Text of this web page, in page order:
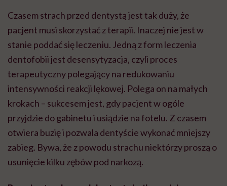
Czasem strach przed dentystą jest tak duży, że
pacjent musi skorzystać z terapii. Inaczej nie jest w
stanie poddać się leczeniu. Jedną z form leczenia
dentofobiijest desensytyzacja, czyli proces
terapeutyczny polegający na redukowaniu
intensywności reakcji lękowej. Polega on na małych
krokach – sukcesem jest, gdy pacjent w ogóle
przyjdzie do gabinetu i usiądzie na fotelu. Z czasem
otwiera buzię i pozwala dentyście wykonać mniejszy
zabieg. Bywa, że z powodu strachu niektórzy proszą o
usunięcie kilku zębów pod narkozą.